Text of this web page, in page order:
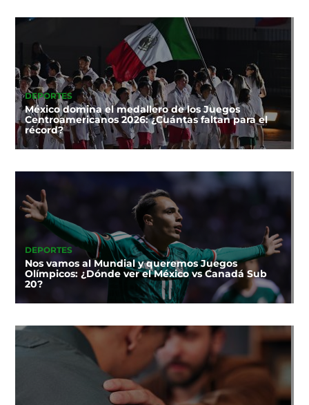
DEPORTES
México domina el medallero de los Juegos
Centroamericanos 2026: ¿Cuántas faltan para el
récord?
DEPORTES
Nos vamos al Mundial y queremos Juegos
Olímpicos: ¿Dónde ver el México vs Canadá Sub
20?